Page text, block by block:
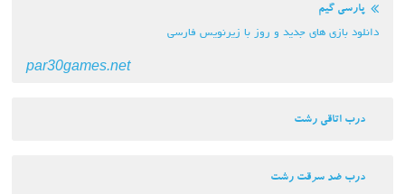
پارسی گیم
دانلود بازی های جدید و روز با زیرنویس فارسی
par30games.net
درب اتاقی رشت
درب ضد سرقت رشت